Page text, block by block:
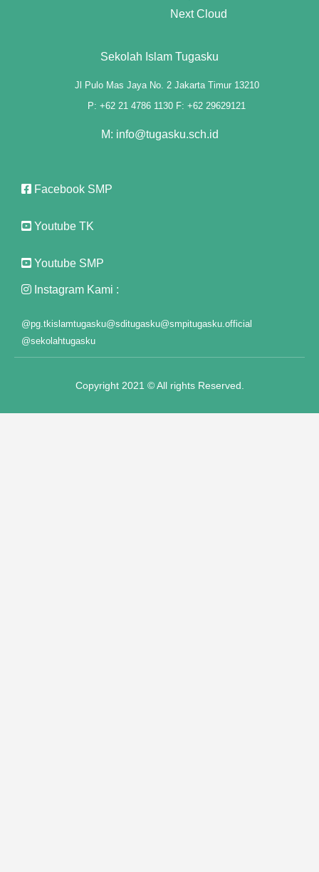
Next Cloud
Sekolah Islam Tugasku
Jl Pulo Mas Jaya No. 2 Jakarta Timur 13210
P: +62 21 4786 1130 F: +62 29629121
M: info@tugasku.sch.id
Facebook SMP
Youtube TK
Youtube SMP
Instagram Kami :
@pg.tkislamtugasku@sditugasku@smpitugasku.official
@sekolahtugasku
Copyright 2021 © All rights Reserved.